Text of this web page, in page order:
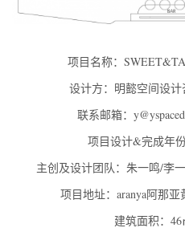
项目名称：
设计方：明懿空间设
联系邮箱：
项目设计&完成年
主创及设计团队：朱一鸣/李
项目地址：aranya阿那
建筑面积：46